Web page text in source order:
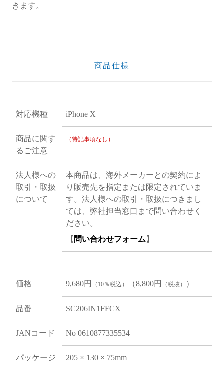
きます。
商品仕様
対応機種 iPhone X
商品に関す
るご注意
（特記事項なし）
法人様への
取引・取扱
について
本商品は、海外メーカーとの契約によ
り販売先を指定または限定されていま
す。法人様への取引・取扱につきまし
ては、弊社担当窓口まで問い合わせく
ださい。
【 問い合わせフォーム 】
価格 9,680円 （10％税込） （8,800円 （税抜） ）
品番 SC206IN1FFCX
JANコード No 0610877335534
パッケージ
205 × 130 × 75mm